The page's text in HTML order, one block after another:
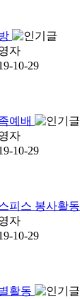
자
10-29
예배
자
10-29
피스 봉사활동
자
10-29
활동